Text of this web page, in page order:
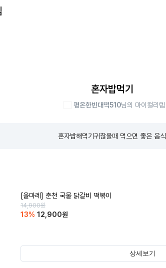
혼자밥먹기
평온한빈대떡510님의 마이컬리템
혼자밥해먹기귀찮을때 먹으면 좋은 음식
[올마레] 춘천 국물 닭갈비 떡볶이
14,900원
13% 12,900원
상세보기